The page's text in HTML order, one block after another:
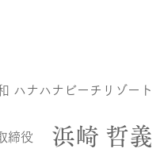
ハナハナビーチリゾート
締役 浜崎 哲義